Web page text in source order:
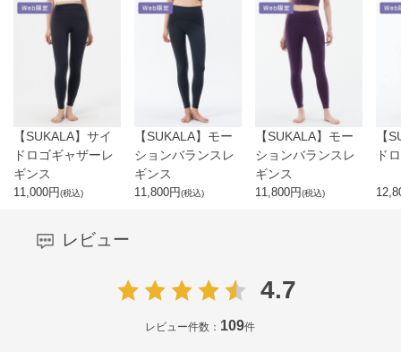
【SUKALA】サイ
ドロゴギャザーレ
ギンス
11,000円(税込)
【SUKALA】モー
ションバランスレ
ギンス
11,800円(税込)
【SUKALA】モー
ションバランスレ
ギンス
11,800円(税込)
【
ド
レビュー
4.7
レビュー件数： 109件